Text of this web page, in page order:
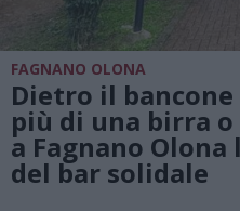
FAGNANO OLONA
Dietro il bancone
più di una birra
a Fagnano
del bar solidale